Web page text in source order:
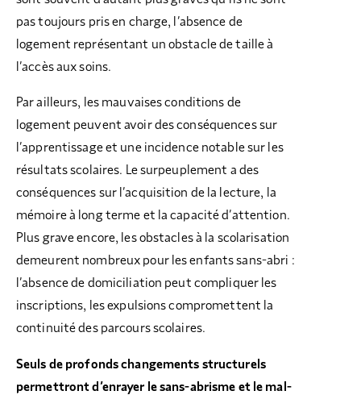
pas toujours pris en charge, l’absence de
logement représentant un obstacle de taille à
l’accès aux soins.
Par ailleurs, les mauvaises conditions de
logement peuvent avoir des conséquences sur
l’apprentissage et une incidence notable sur les
résultats scolaires. Le surpeuplement a des
conséquences sur l’acquisition de la lecture, la
mémoire à long terme et la capacité d’attention.
Plus grave encore, les obstacles à la scolarisation
demeurent nombreux pour les enfants sans-abri :
l’absence de domiciliation peut compliquer les
inscriptions, les expulsions compromettent la
continuité des parcours scolaires.
Seuls de profonds changements structurels
permettront d’enrayer le sans-abrisme et le mal-